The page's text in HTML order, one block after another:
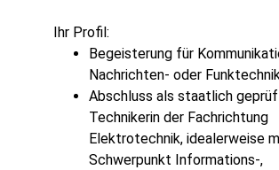
Ihr Profil:
Begeisterung für
Nachrichten- oder
Abschluss als staatlich
Technikerin der Fachrichtung
Elektrotechnik, idealerweise
Schwerpunkt Informations-,